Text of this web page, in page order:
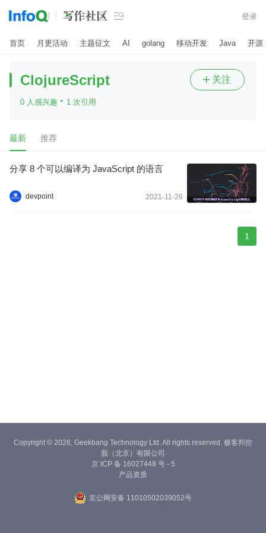
 登录
首页 月更活动 主题征文 AI golang 移动开发 Java 开源
ClojureScript
0 人感兴趣 · 1 次引用
 关注
最新 推荐
分享 8 个可以编译为 JavaScript 的语言
devpoint 2021-11-26
1
Copyright © 2026, Geekbang Technology Ltd. All rights reserved. 极客邦控
股（北京）有限公司
京 ICP 备 16027448 号 - 5
产品资质
京公网安备 11010502039052号